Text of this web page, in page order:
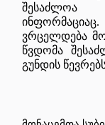
შესაძლოა
ვრცელდება
წვდომა
გუნდის